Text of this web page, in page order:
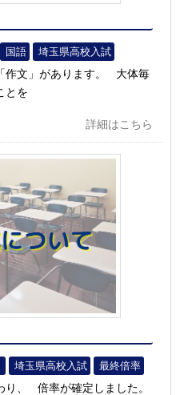
国語 埼玉県高校入試
作文」があります。 大体毎
とを
詳細はこちら
埼玉県高校入試 最終倍率
り、 倍率が確定しました。